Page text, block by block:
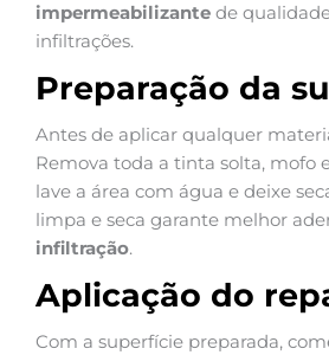
impermeabilizante de
infiltrações.
Preparação da
Antes de aplicar qualquer
Remova toda a tinta solta, mofo
lave a área com água e deixe
limpa e seca garante melhor
infiltração.
Aplicação do
Com a superfície preparada,